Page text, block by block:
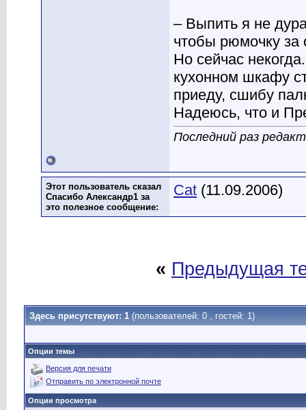
– Выпить я не
чтобы рюмочку за
Но сейчас
кухонном шкафу
приеду, сшибу
Надеюсь, что и
Последний раз
Этот пользователь сказал
Спасибо Александр1 за
это полезное сообщение:
Cat (11.09.2006)
« Предыдущая
Здесь присутствуют: 1 (пользователей: 0 , гостей: 1)
Опции темы
Версия для печати
Отправить по электронной почте
Опции просмотра